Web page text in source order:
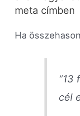
meta címben
Ha
“13
cél